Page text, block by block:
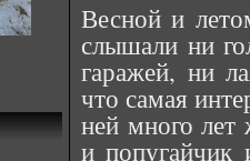
Весной и
слышали ни
гаражей, ни
что самая
ней много
и попугайчик